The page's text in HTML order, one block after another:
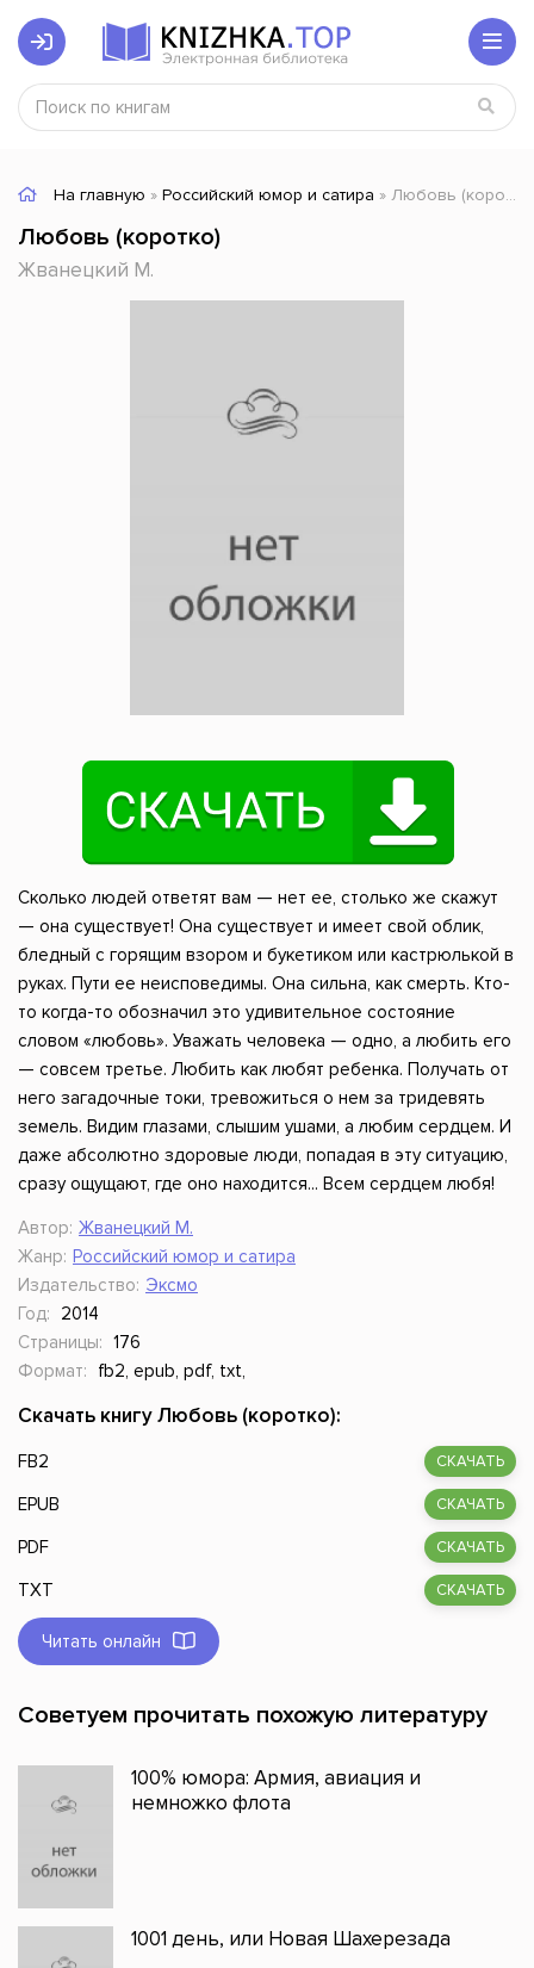
На главную » Российский юмор и сатира » Любовь (коротко)
Любовь (коротко)
Жванецкий М.
Сколько людей ответят вам — нет ее, столько же скажут
— она существует! Она существует и имеет свой облик,
бледный с горящим взором и букетиком или кастрюлькой в
руках. Пути ее неисповедимы. Она сильна, как смерть. Кто-
то когда-то обозначил это удивительное состояние
словом «любовь». Уважать человека — одно, а любить его
— совсем третье. Любить как любят ребенка. Получать от
него загадочные токи, тревожиться о нем за тридевять
земель. Видим глазами, слышим ушами, а любим сердцем. И
даже абсолютно здоровые люди, попадая в эту ситуацию,
сразу ощущают, где оно находится... Всем сердцем любя!
Автор: Жванецкий М.
Жанр: Российский юмор и сатира
Издательство: Эксмо
Год:
2014
Страницы: 176
Формат:
fb2, epub, pdf, txt,
Скачать книгу Любовь (коротко):
FB2 СКАЧАТЬ
EPUB СКАЧАТЬ
PDF СКАЧАТЬ
TXT СКАЧАТЬ
Читать онлайн
Советуем прочитать похожую литературу
100% юмора: Армия, авиация и
немножко флота
1001 день, или Новая Шахерезада